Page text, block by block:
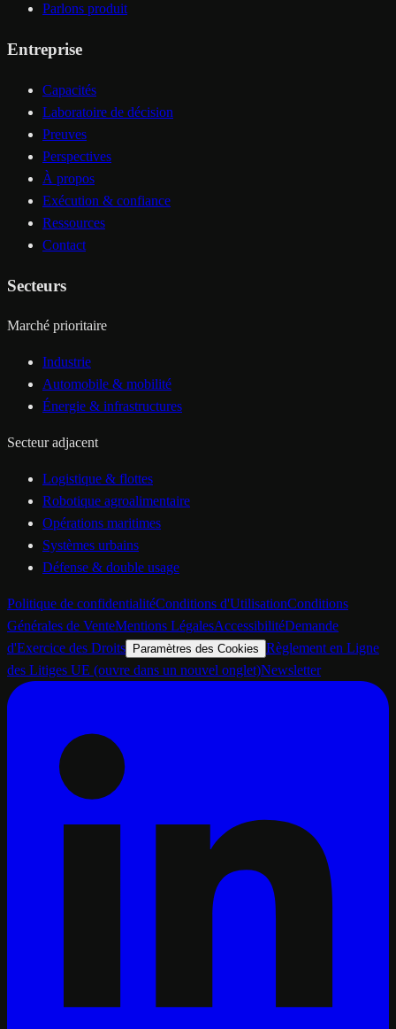
Parlons produit
Entreprise
Capacités
Laboratoire de décision
Preuves
Perspectives
À propos
Exécution & confiance
Ressources
Contact
Secteurs
Marché prioritaire
Industrie
Automobile & mobilité
Énergie & infrastructures
Secteur adjacent
Logistique & flottes
Robotique agroalimentaire
Opérations maritimes
Systèmes urbains
Défense & double usage
Politique de confidentialitéConditions d'UtilisationConditions
Générales de VenteMentions LégalesAccessibilitéDemande
d'Exercice des Droits
Paramètres des Cookies Règlement en Ligne
des Litiges UE (ouvre dans un nouvel onglet)Newsletter